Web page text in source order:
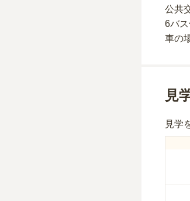
公共
6バ
車の
見
見学